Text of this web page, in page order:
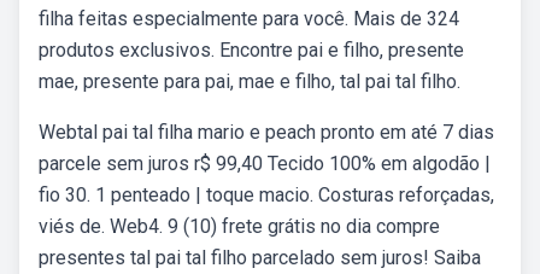
filha feitas especialmente para você. Mais de 324
produtos exclusivos. Encontre pai e filho, presente
mae, presente para pai, mae e filho, tal pai tal filho.
Webtal pai tal filha mario e peach pronto em até 7 dias
parcele sem juros r$ 99,40 Tecido 100% em algodão |
fio 30. 1 penteado | toque macio. Costuras reforçadas,
viés de. Web4. 9 (10) frete grátis no dia compre
presentes tal pai tal filho parcelado sem juros! Saiba